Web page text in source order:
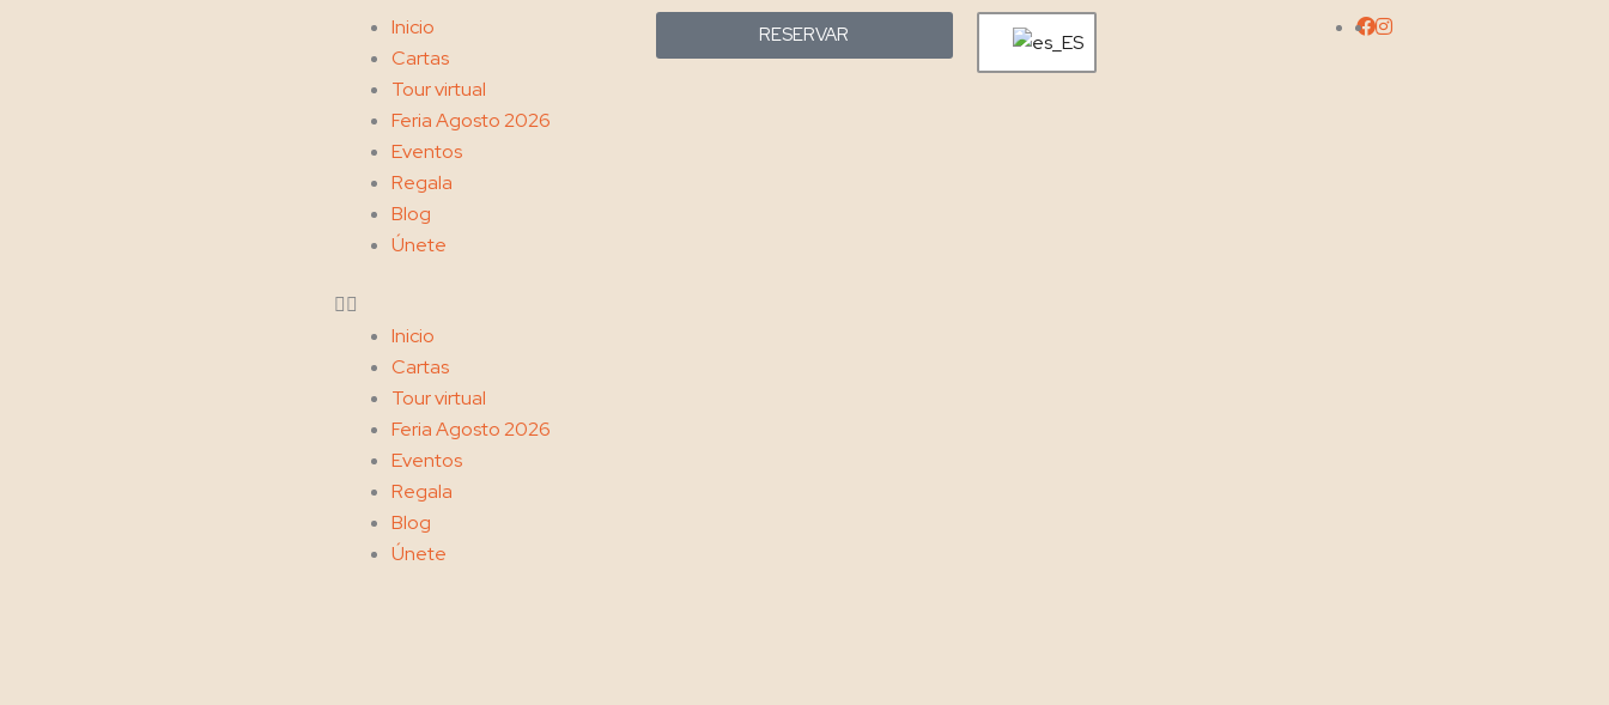
Inicio
Cartas
Tour virtual
Feria Agosto 2026
Eventos
Regala
Blog
Únete
Menu
Inicio
Cartas
Tour virtual
Feria Agosto 2026
Eventos
Regala
Blog
Únete
RESERVAR